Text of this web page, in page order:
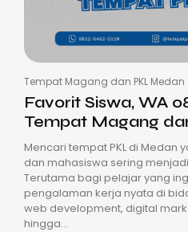
Tempat Magang dan PKL Medan
Favorit Siswa, WA
Tempat Magang
Mencari tempat PKL di Medan
dan mahasiswa sering
Terutama bagi pelajar yang
pengalaman kerja nyata di
web development, digital
hingga...